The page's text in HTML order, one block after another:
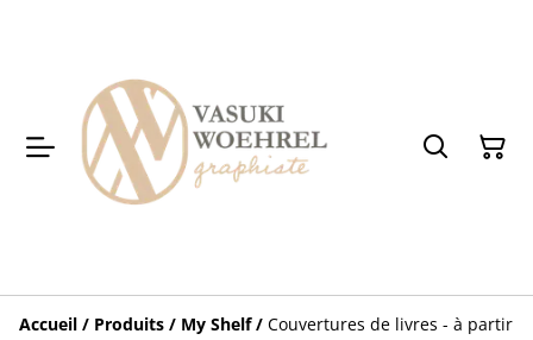
Accueil / Produits / My Shelf / Couvertures de livres - à partir